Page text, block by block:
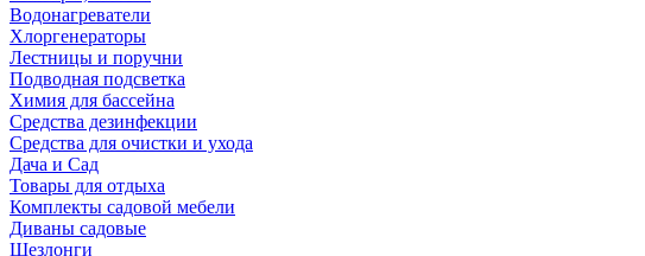
Водонагреватели
Хлоргенераторы
Лестницы и поручни
Подводная подсветка
Химия для бассейна
Средства дезинфекции
Средства для очистки и ухода
Дача и Сад
Товары для отдыха
Комплекты садовой мебели
Диваны садовые
Шезлонги